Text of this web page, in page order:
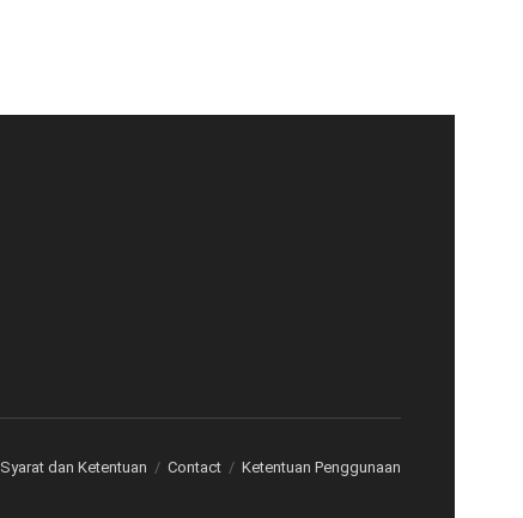
Syarat dan Ketentuan Contact Ketentuan Penggunaan